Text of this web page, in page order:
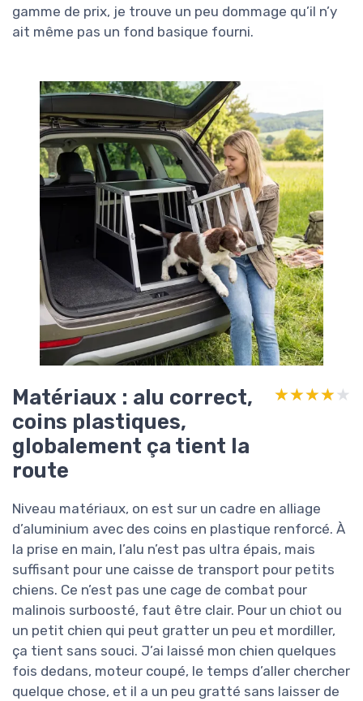
gamme de prix, je trouve un peu dommage qu’il n’y
ait même pas un fond basique fourni.
Matériaux : alu correct,
coins plastiques,
globalement ça tient la
route
★★★★★
★★★★★
Niveau matériaux, on est sur un cadre en alliage
d’aluminium avec des coins en plastique renforcé. À
la prise en main, l’alu n’est pas ultra épais, mais
suffisant pour une caisse de transport pour petits
chiens. Ce n’est pas une cage de combat pour
malinois surboosté, faut être clair. Pour un chiot ou
un petit chien qui peut gratter un peu et mordiller,
ça tient sans souci. J’ai laissé mon chien quelques
fois dedans, moteur coupé, le temps d’aller chercher
quelque chose, et il a un peu gratté sans laisser de